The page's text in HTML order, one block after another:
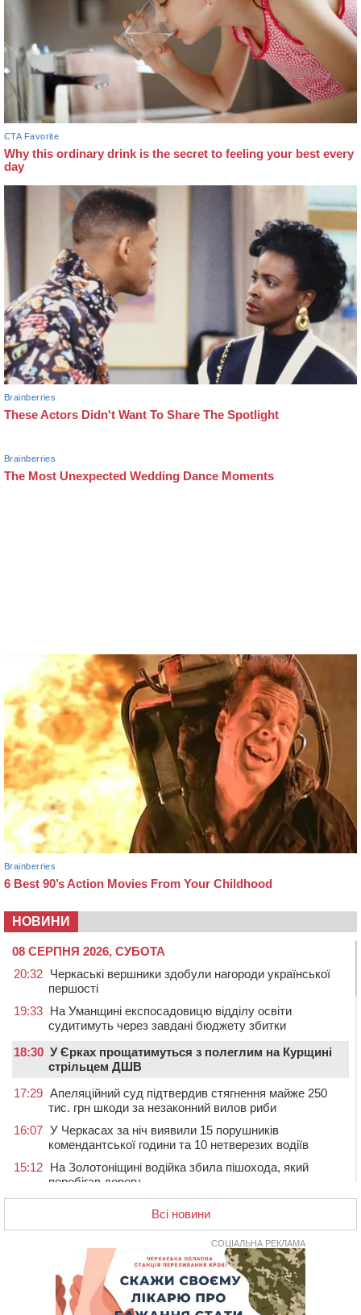
НОВИНИ
08 СЕРПНЯ 2026, СУБОТА
20:32 Черкаські вершники здобули нагороди української
першості
19:33 На Уманщині експосадовицю відділу освіти
судитимуть через завдані бюджету збитки
18:30 У Єрках прощатимуться з полеглим на Курщині
стрільцем ДШВ
17:29 Апеляційний суд підтвердив стягнення майже 250
тис. грн шкоди за незаконний вилов риби
16:07 У Черкасах за ніч виявили 15 порушників
комендантської години та 10 нетверезих водіїв
15:12 На Золотоніщині водійка збила пішохода, який
перебігав дорогу
під охорону 188-річну церкву
У Смілі біля магазину під колесами вантажівки
загинула жінка
У Черкасах пропонують для приватизації
п’ятиповерховий об’єкт у центрі міста
Всі новини
СОЦІАЛЬНА РЕКЛАМА